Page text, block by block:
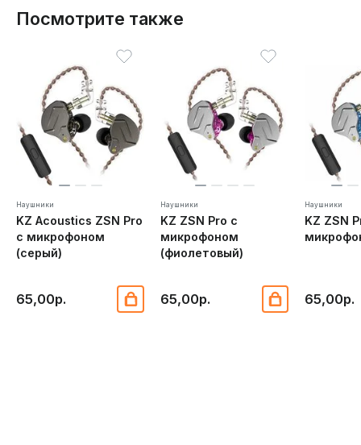
Посмотрите также
Наушники
KZ Acoustics ZSN Pro
с микрофоном
(серый)
65,00р.
Наушники
KZ ZSN Pro с
микрофоном
(фиолетовый)
65,00р.
Наушники
KZ ZSN
65,00р.